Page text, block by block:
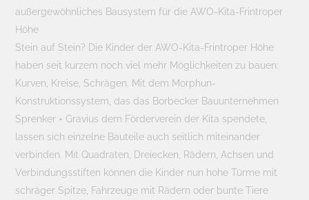
außergewöhnliches Bausystem für die AWO-Kita-Frintroper
Höhe
Stein auf Stein? Die Kinder der AWO-Kita-Frintroper Höhe
haben seit kurzem noch viel mehr Möglichkeiten zu bauen:
Kurven, Kreise, Schrägen. Mit dem Morphun-
Konstruktionssystem, das das Borbecker Bauunternehmen
Sprenker + Gravius dem Förderverein der Kita spendete,
lassen sich einzelne Bauteile auch seitlich miteinander
verbinden. Mit Quadraten, Dreiecken, Rädern, Achsen und
Verbindungsstiften können die Kinder nun hohe Türme mit
schräger Spitze, Fahrzeuge mit Rädern oder bunte Tiere